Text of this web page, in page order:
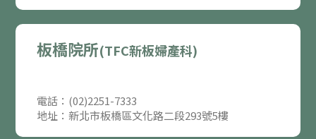
板橋院所(TFC新板婦產科)
電話：(02)2251-7333
地址：新北市板橋區文化路二段293號5樓